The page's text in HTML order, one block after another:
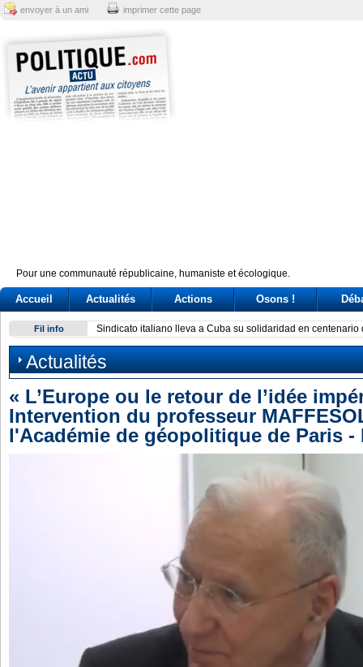
envoyer à un ami imprimer cette page
Pour une communauté républicaine, humaniste et écologique.
Accueil Actualités Actions Osons !
Fil info Sindicato italiano lleva a Cuba su solidaridad en centenario
Actualités
« L’Europe ou le retour de l’idée
Intervention du professeur
l'Académie de géopolitique de Paris -